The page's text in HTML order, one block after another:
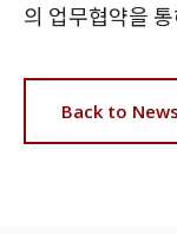
의 업무협약을
Back to News